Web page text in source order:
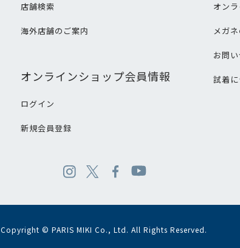
店舗検索
海外店舗のご案内
オンラインショップ会員情報
ログイン
新規会員登録
オン
メガ
お問
試着
Copyright © PARIS MIKI Co., Ltd. All Rights Reserved.